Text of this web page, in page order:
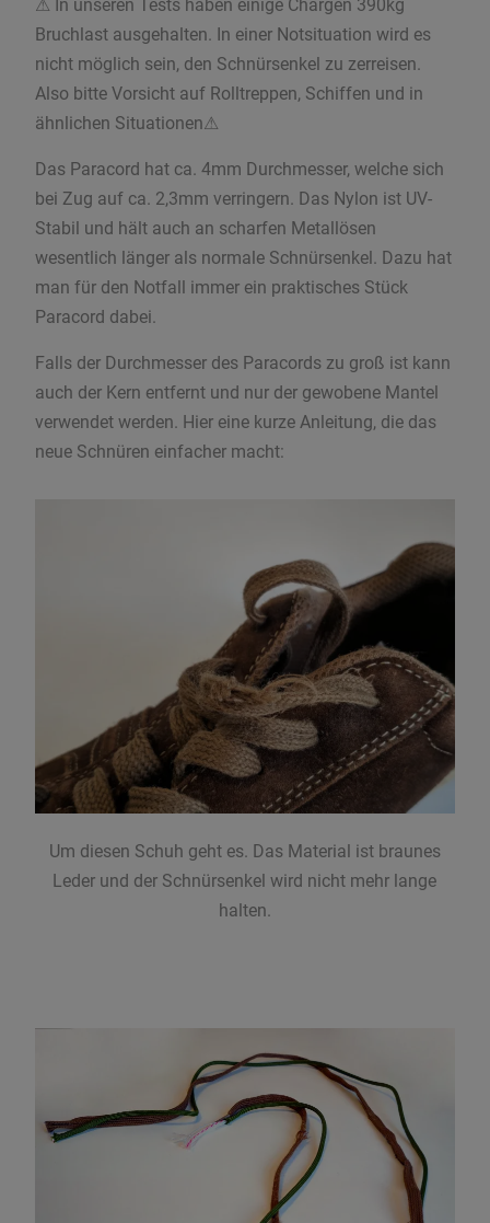
⚠ In unseren Tests haben einige Chargen 390kg
Bruchlast ausgehalten. In einer Notsituation wird es
nicht möglich sein, den Schnürsenkel zu zerreisen.
Also bitte Vorsicht auf Rolltreppen, Schiffen und in
ähnlichen Situationen⚠
Das Paracord hat ca. 4mm Durchmesser, welche sich
bei Zug auf ca. 2,3mm verringern. Das Nylon ist UV-
Stabil und hält auch an scharfen Metallösen
wesentlich länger als normale Schnürsenkel. Dazu hat
man für den Notfall immer ein praktisches Stück
Paracord dabei.
Falls der Durchmesser des Paracords zu groß ist kann
auch der Kern entfernt und nur der gewobene Mantel
verwendet werden. Hier eine kurze Anleitung, die das
neue Schnüren einfacher macht:
Um diesen Schuh geht es. Das Material ist braunes
Leder und der Schnürsenkel wird nicht mehr lange
halten.